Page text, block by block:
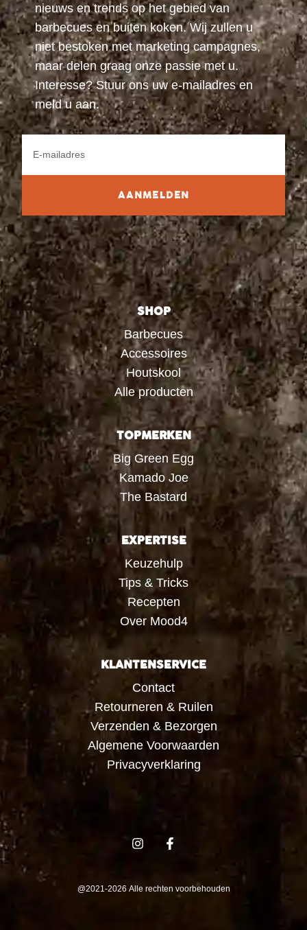
nieuws en trends op het gebied van
barbecues en buiten koken. Wij zullen u
niet bestoken met marketing campagnes,
maar delen graag onze passie met u.
Interesse? Stuur ons uw e-mailadres en
meld u aan.
AANMELDEN
SHOP
Barbecues
Accessoires
Houtskool
Alle producten
TOPMERKEN
Big Green Egg
Kamado Joe
The Bastard
EXPERTISE
Keuzehulp
Tips & Tricks
Recepten
Over Mood4
KLANTENSERVICE
Contact
Retourneren & Ruilen
Verzenden & Bezorgen
Algemene Voorwaarden
Privacyverklaring
@2021-2026 Alle rechten voorbehouden